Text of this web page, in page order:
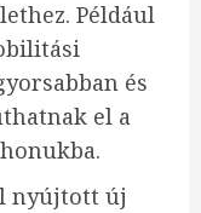
Például
és
el a
nyújtott új